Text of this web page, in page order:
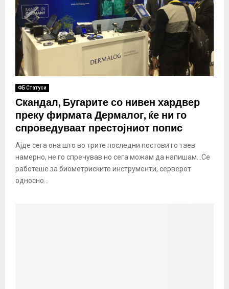
ФБ Статуси
Скандал, Бугарите со нивен хардвер
преку фирмата Дермалог, ќе ни го
спроведуваат престојниот попис
Ајде сега она што во трите последни постови го таев
намерно, не го спречував но сега можам да напишам…Се
работеше за биометриските инструменти, серверот
односно...